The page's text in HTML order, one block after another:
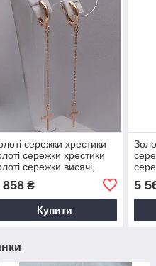
сережки хрестики
сережки хрестики
сережки висячі,
858₴
Купити
5